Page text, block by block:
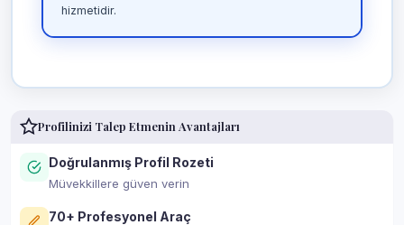
hizmetidir.
Profilinizi Talep Etmenin Avantajları
Doğrulanmış Profil Rozeti
Müvekkillere güven verin
70+ Profesyonel Araç